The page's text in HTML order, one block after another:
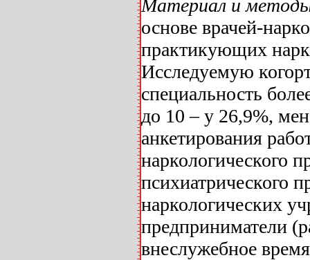
Материал и методы
основе врачей-
практикующих
Исследуемую
специальность
до 10 – у 26,9%,
анкетирования
наркологического
психиатрического
наркологических
предприниматели
внеслужебное